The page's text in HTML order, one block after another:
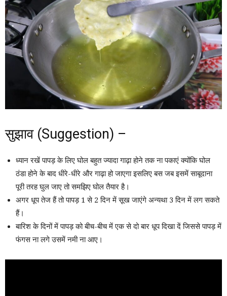
सुझाव (Suggestion) –
ध्यान रखें पापड़ के लिए घोल बहुत ज्यादा गाढ़ा होने तक ना पकाएं क्योंकि घोल
ठंडा होने के बाद धीरे-धीरे और गाढ़ा हो जाएगा इसलिए बस जब इसमें साबूदाना
पूरी तरह घुल जाए तो समझिए घोल तैयार है।
अगर धूप तेज हैं तो पापड़ 1 से 2 दिन में सूख जाएंगे अन्यथा 3 दिन में लग सकते
हैं।
बारिश के दिनों में पापड़ को बीच-बीच में एक से दो बार धूप दिखा दें जिससे पापड़ में
फंगस ना लगे उसमें नमी ना आए।